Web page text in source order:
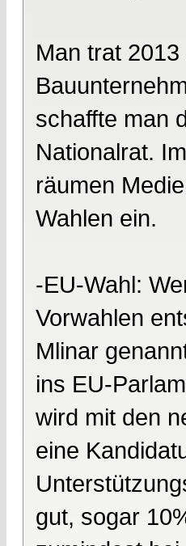
Man trat
schaffte man
Nationalrat.
räumen
Wahlen ein.
-EU-Wahl:
Vorwahlen
Mlinar
ins EU-
wird mit den
eine
gut, sogar